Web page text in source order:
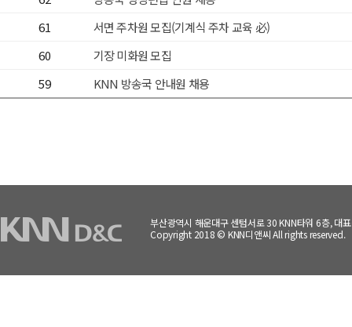
61
서면 주차원 모집(기계식 주차 교육 必)
60
기장 미화원 모집
59
KNN 방송국 안내원 채용
부산광역시 해운대구 센텀서로 30 KNN타워 6층,
Copyright 2018 © KNN디앤씨 All rights reserved.